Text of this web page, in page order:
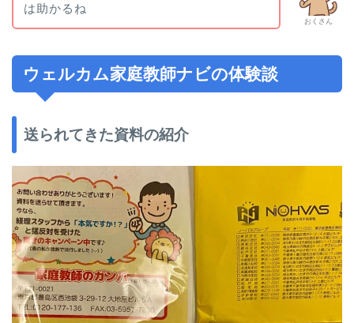
おくさん
は助かるね
ウェルカム家庭教師ナビの体験談
送られてきた資料の紹介